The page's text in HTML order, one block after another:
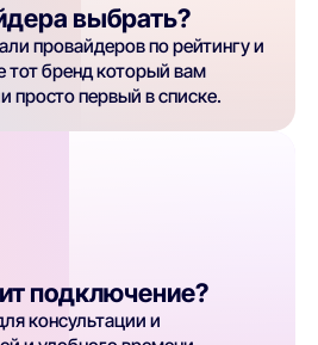
выбрать?
провайдеров по рейтингу и
тот бренд который вам
просто первый в списке.
подключение?
консультации и